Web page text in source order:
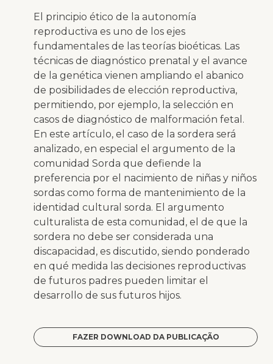
El principio ético de la autonomía
reproductiva es uno de los ejes
fundamentales de las teorías bioéticas. Las
técnicas de diagnóstico prenatal y el avance
de la genética vienen ampliando el abanico
de posibilidades de elección reproductiva,
permitiendo, por ejemplo, la selección en
casos de diagnóstico de malformación fetal.
En este artículo, el caso de la sordera será
analizado, en especial el argumento de la
comunidad Sorda que defiende la
preferencia por el nacimiento de niñas y niños
sordas como forma de mantenimiento de la
identidad cultural sorda. El argumento
culturalista de esta comunidad, el de que la
sordera no debe ser considerada una
discapacidad, es discutido, siendo ponderado
en qué medida las decisiones reproductivas
de futuros padres pueden limitar el
desarrollo de sus futuros hijos.
FAZER DOWNLOAD DA PUBLICAÇÃO